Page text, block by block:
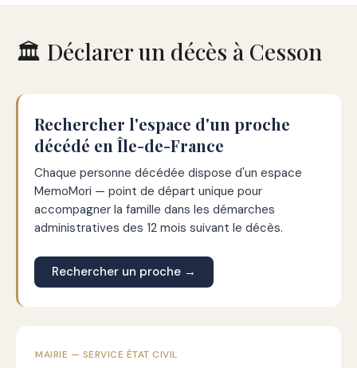
🏛️ Déclarer un décès à Cesson
Rechercher l'espace d'un proche
décédé en Île-de-France
Chaque personne décédée dispose d'un espace
MemoMori — point de départ unique pour
accompagner la famille dans les démarches
administratives des 12 mois suivant le décès.
Rechercher un proche →
MAIRIE — SERVICE ÉTAT CIVIL